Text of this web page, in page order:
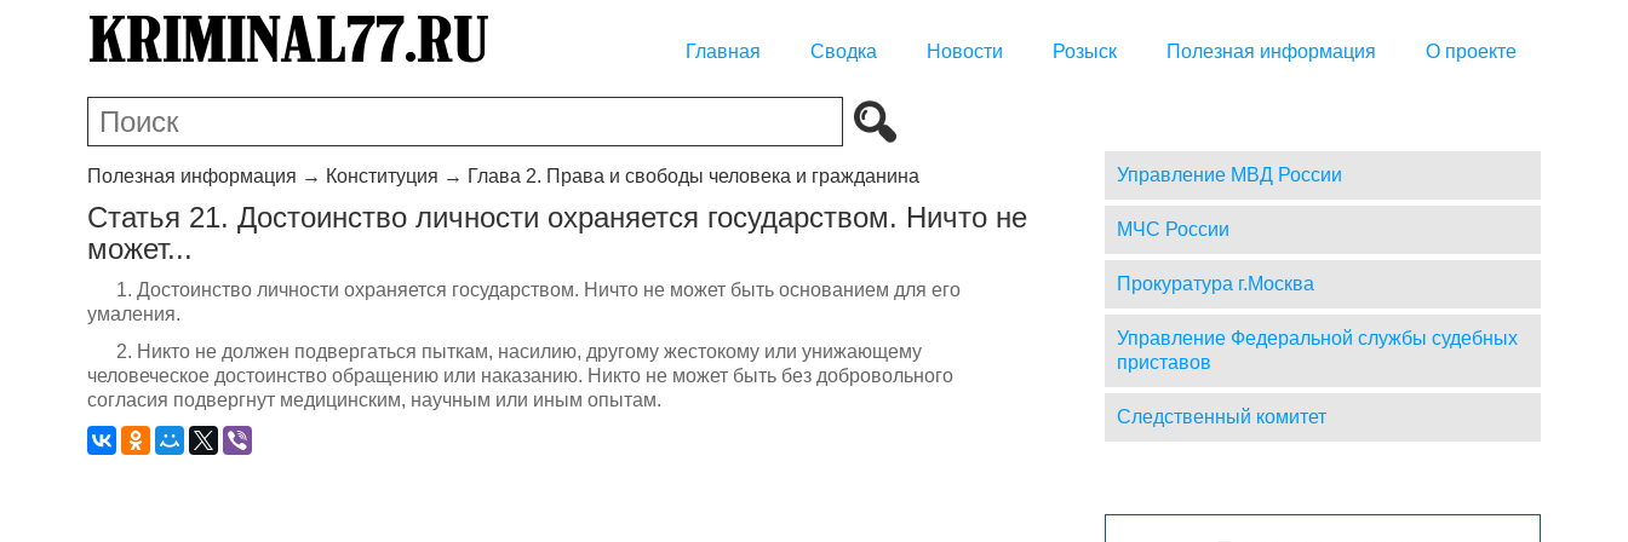
Главная Сводка Новости Розыск Полезная информация О проекте
Полезная информация → Конституция → Глава 2. Права и свободы человека и гражданина
Статья 21. Достоинство личности охраняется государством. Ничто не
может...
1. Достоинство личности охраняется государством. Ничто не может быть основанием для его
умаления.
2. Никто не должен подвергаться пыткам, насилию, другому жестокому или унижающему
человеческое достоинство обращению или наказанию. Никто не может быть без добровольного
согласия подвергнут медицинским, научным или иным опытам.
Управление МВД России
МЧС России
Прокуратура г.Москва
Управление Федеральной службы судебных
приставов
Следственный комитет